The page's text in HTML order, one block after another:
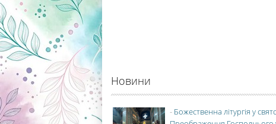
Новини
- Божественна літургія у